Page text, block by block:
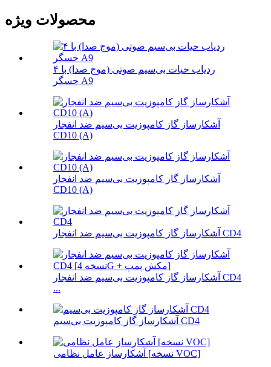
محصولات ویژه
ردیاب حیات بی‌سیم صوتی (موج صدا) با ۴
حسگر A9
آشکارساز گاز کامپوزیت بی‌سیم ضد انفجار
CD10 (A)
آشکارساز گاز کامپوزیت بی‌سیم ضد انفجار
CD10 (A)
آشکارساز گاز کامپوزیت بی‌سیم ضد انفجار CD4
آشکارساز گاز کامپوزیت بی‌سیم ضد انفجار CD4
...
آشکارساز گاز کامپوزیت بی‌سیم CD4
آشکارساز عامل نظامی [نسخه VOC]